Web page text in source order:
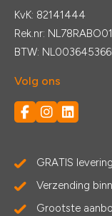
KvK: 82141444
Rek.nr:
BTW:
Volg ons
GRATIS
Verzending
Grootste